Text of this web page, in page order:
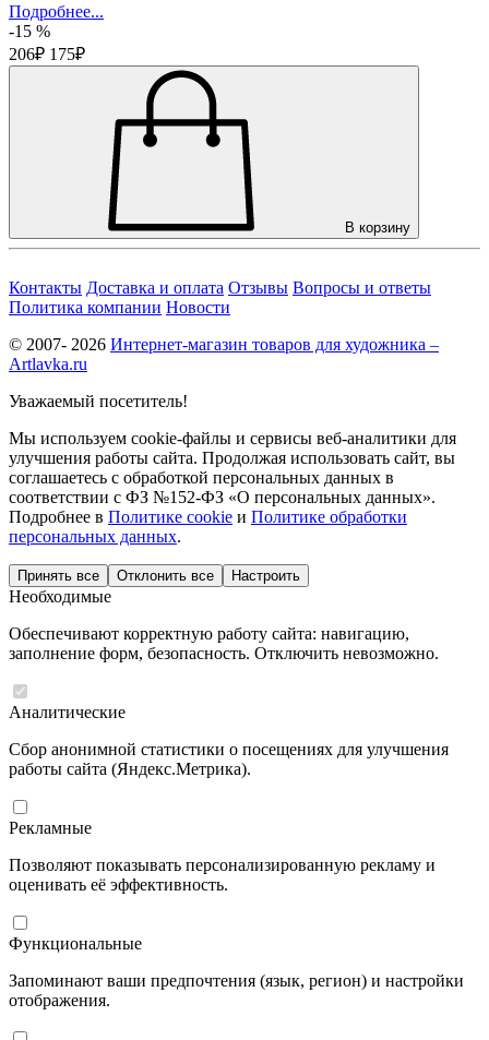
Подробнее...
-15 %
206₽ 175₽
В корзину
Контакты Доставка и оплата Отзывы Вопросы и ответы
Политика компании Новости
© 2007- 2026 Интернет-магазин товаров для художника –
Artlavka.ru
Уважаемый посетитель!
Мы используем cookie-файлы и сервисы веб-аналитики для
улучшения работы сайта. Продолжая использовать сайт, вы
соглашаетесь с обработкой персональных данных в
соответствии с ФЗ №152-ФЗ «О персональных данных».
Подробнее в Политике cookie и Политике обработки
персональных данных.
Принять все Отклонить все Настроить
Необходимые
Обеспечивают корректную работу сайта: навигацию,
заполнение форм, безопасность. Отключить невозможно.
Аналитические
Сбор анонимной статистики о посещениях для улучшения
работы сайта (Яндекс.Метрика).
Рекламные
Позволяют показывать персонализированную рекламу и
оценивать её эффективность.
Функциональные
Запоминают ваши предпочтения (язык, регион) и настройки
отображения.